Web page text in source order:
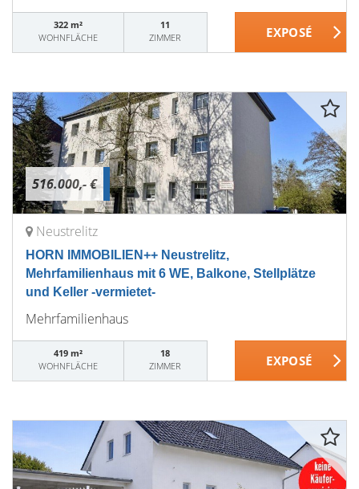
322 m²
WOHNFLÄCHE
11
ZIMMER
516.000,- €
Neustrelitz
HORN IMMOBILIEN++ Neustrelitz,
Mehrfamilienhaus mit 6 WE, Balkone, Stellplätze
und Keller -vermietet-
Mehrfamilienhaus
419 m²
WOHNFLÄCHE
18
ZIMMER